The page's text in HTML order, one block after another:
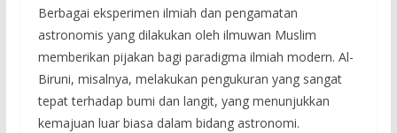
Berbagai eksperimen ilmiah dan pengamatan
astronomis yang dilakukan oleh ilmuwan Muslim
memberikan pijakan bagi paradigma ilmiah modern. Al-
Biruni, misalnya, melakukan pengukuran yang sangat
tepat terhadap bumi dan langit, yang menunjukkan
kemajuan luar biasa dalam bidang astronomi.